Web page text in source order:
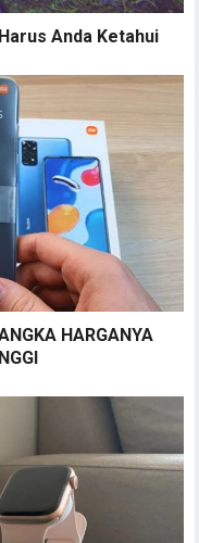
Anda Ketahui
HARGANYA